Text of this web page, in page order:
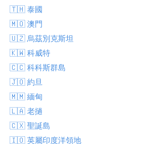
🇹🇭 泰國
🇲🇴 澳門
🇺🇿 烏茲別克斯坦
🇰🇼 科威特
🇨🇨 科科斯群島
🇯🇴 約旦
🇲🇲 緬甸
🇱🇦 老撾
🇨🇽 聖誕島
🇮🇴 英屬印度洋領地